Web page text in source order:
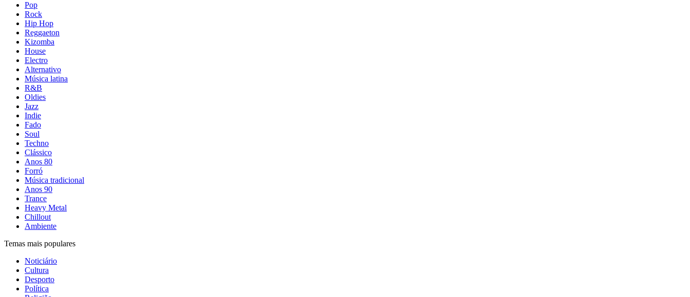
Pop
Rock
Hip Hop
Reggaeton
Kizomba
House
Electro
Alternativo
Música latina
R&B
Oldies
Jazz
Indie
Fado
Soul
Techno
Clássico
Anos 80
Forró
Música tradicional
Anos 90
Trance
Heavy Metal
Chillout
Ambiente
Temas mais populares
Noticiário
Cultura
Desporto
Política